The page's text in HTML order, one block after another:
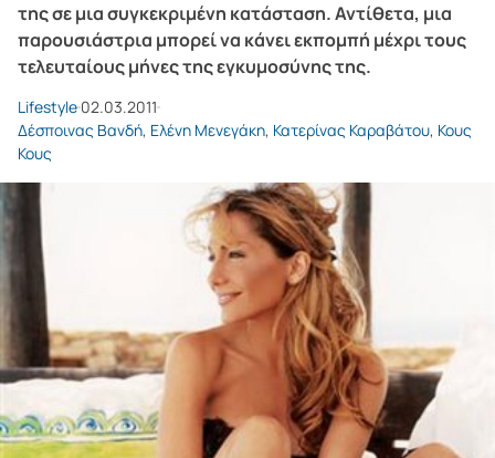
της σε μια συγκεκριμένη κατάσταση. Αντίθετα, μια
παρουσιάστρια μπορεί να κάνει εκπομπή μέχρι τους
τελευταίους μήνες της εγκυμοσύνης της.
Lifestyle 02.03.2011
Δέσποινας Βανδή, Ελένη Μενεγάκη, Κατερίνας Καραβάτου, Κους
Κους